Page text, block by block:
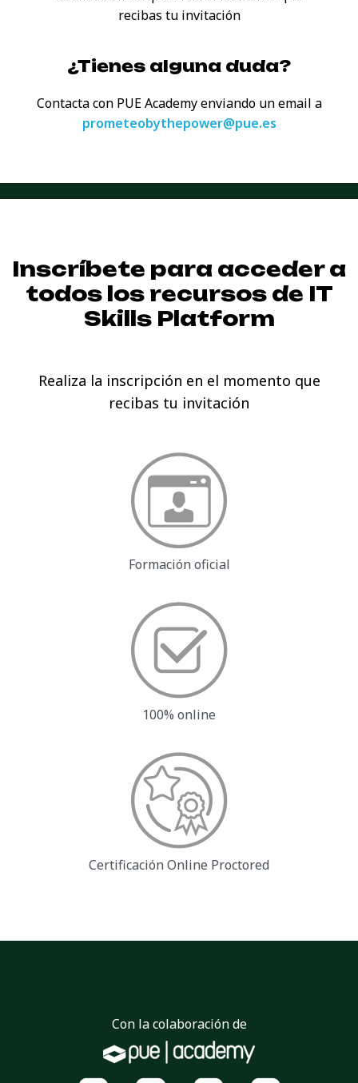
recibas tu invitación
¿Tienes alguna duda?
Contacta con PUE Academy enviando un email a
prometeobythepower@pue.es
Inscríbete para acceder a
todos los recursos de IT
Skills Platform
Realiza la inscripción en el momento que
recibas tu invitación
Formación oficial
100% online
Certificación Online Proctored
Con la colaboración de